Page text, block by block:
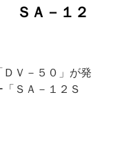
ＳＡ－１２
Ｖ－５０」が発
ＳＡ－１２Ｓ